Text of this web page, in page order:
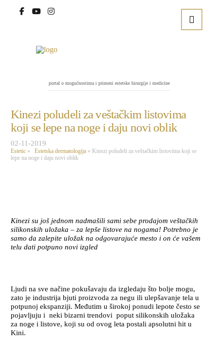
portal o mogućnostima i primeni estetske hirurgije i medicine
Kinezi poludeli za veštačkim listovima
koji se lepe na noge i daju novi oblik
02-11-2019
Estetic » Estetska dermatologija » Kinezi poludeli za veštačkim listovima koji se
lepe na noge i daju novi oblik
Kinezi su još jednom nadmašili sami sebe prodajom veštačkih
silikonskih uložaka – za lepše listove na nogama! Potrebno je
samo da zalepite uložak na odgovarajuće mesto i on će vašem
telu dati potpuno novi izgled
Ljudi na sve načine pokušavaju da izgledaju što bolje mogu,
zato je industrija bjuti proizvoda za negu ili ulepšavanje tela u
potpunoj ekspanziji. Međutim u širokoj ponudi lepote često se
pojavljuju i neki bizarni trendovi poput silikonskih uložaka
za noge i listove, koji su od ovog leta postali apsolutni hit u
Kini.